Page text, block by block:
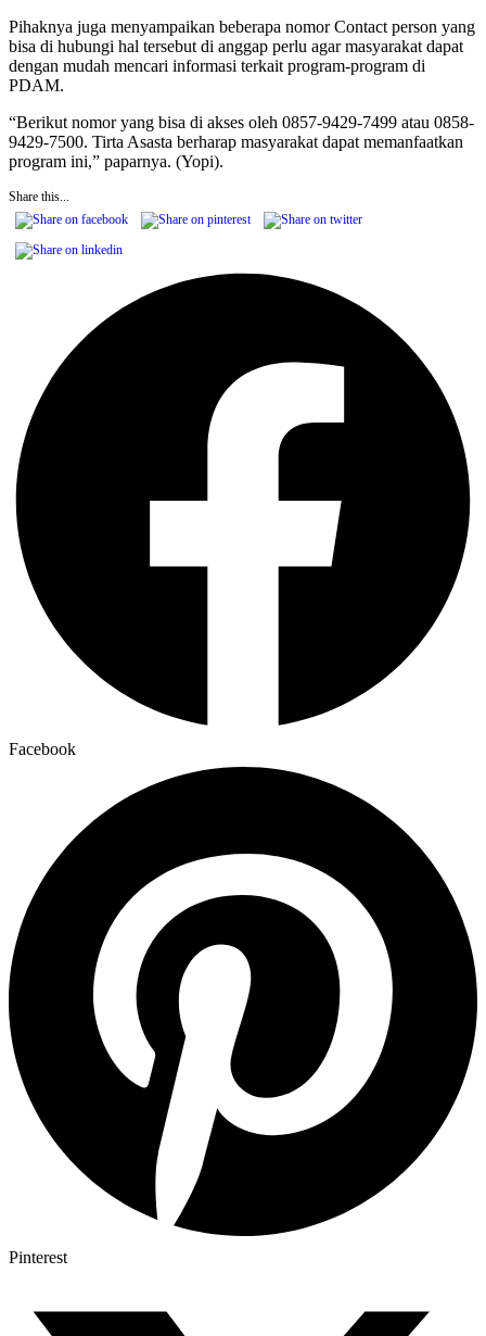
Pihaknya juga menyampaikan beberapa nomor Contact person yang
bisa di hubungi hal tersebut di anggap perlu agar masyarakat dapat
dengan mudah mencari informasi terkait program-program di
PDAM.
“Berikut nomor yang bisa di akses oleh 0857-9429-7499 atau 0858-
9429-7500. Tirta Asasta berharap masyarakat dapat memanfaatkan
program ini,” paparnya. (Yopi).
Share this...
Facebook
Pinterest